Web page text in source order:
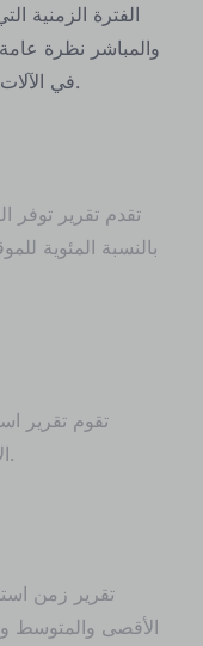
الفترة الزمنية
والمباشر نظرة
في الآلات المحددة، وأبعد من ذلك في الماضي.
تقدم تقرير توفر
بالنسبة المئوية
تقوم تقرير
الاستجابة للموقع المحدد وفترة الزمن.
تقرير زمن
الأقصى والمتوسط